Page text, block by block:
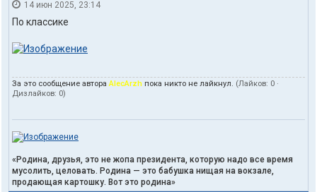
14 июн 2025, 23:14
По классике
За это сообщение автораAlecArzh пока никто не лайкнул. (Лайков: 0 ·
Дизлайков: 0)
«Родина, друзья, это не жопа президента, которую надо все время
мусолить, целовать. Родина — это бабушка нищая на вокзале,
продающая картошку. Вот это родина»